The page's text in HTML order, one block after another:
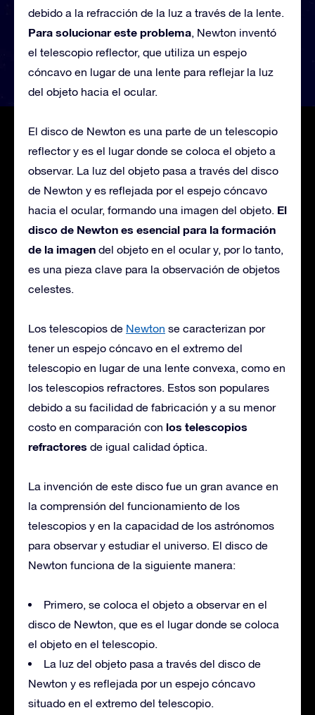
debido a la refracción de la luz a través de la lente.
Para solucionar este problema, Newton inventó
el telescopio reflector, que utiliza un espejo
cóncavo en lugar de una lente para reflejar la luz
del objeto hacia el ocular.
El disco de Newton es una parte de un telescopio
reflector y es el lugar donde se coloca el objeto a
observar. La luz del objeto pasa a través del disco
de Newton y es reflejada por el espejo cóncavo
hacia el ocular, formando una imagen del objeto. El
disco de Newton es esencial para la formación
de la imagen del objeto en el ocular y, por lo tanto,
es una pieza clave para la observación de objetos
celestes.
Los telescopios de Newton se caracterizan por
tener un espejo cóncavo en el extremo del
telescopio en lugar de una lente convexa, como en
los telescopios refractores. Estos son populares
debido a su facilidad de fabricación y a su menor
costo en comparación con los telescopios
refractores de igual calidad óptica.
La invención de este disco fue un gran avance en
la comprensión del funcionamiento de los
telescopios y en la capacidad de los astrónomos
para observar y estudiar el universo. El disco de
Newton funciona de la siguiente manera:
Primero, se coloca el objeto a observar en el
disco de Newton, que es el lugar donde se coloca
el objeto en el telescopio.
La luz del objeto pasa a través del disco de
Newton y es reflejada por un espejo cóncavo
situado en el extremo del telescopio.